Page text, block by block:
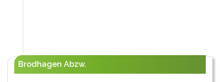
Brodhagen Abzw.